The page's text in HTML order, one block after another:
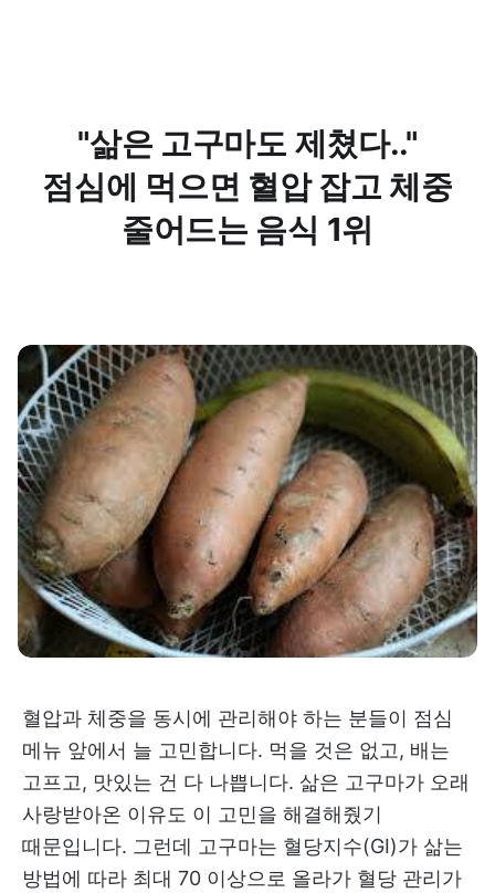
"삶은 고구마도 제쳤다.."
점심에 먹으면 혈압 잡고 체중
줄어드는 음식 1위
혈압과 체중을 동시에 관리해야 하는 분들이 점심
메뉴 앞에서 늘 고민합니다. 먹을 것은 없고, 배는
고프고, 맛있는 건 다 나쁩니다. 삶은 고구마가 오래
사랑받아온 이유도 이 고민을 해결해줬기
때문입니다. 그런데 고구마는 혈당지수(GI)가 삶는
방법에 따라 최대 70 이상으로 올라가 혈당 관리가